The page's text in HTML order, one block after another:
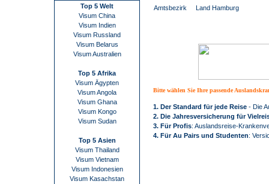
Top 5 Welt
Visum China
Visum Indien
Visum Russland
Visum Belarus
Visum Australien
Top 5 Afrika
Visum Ägypten
Visum Angola
Visum Ghana
Visum Kongo
Visum Sudan
Top 5 Asien
Visum Thailand
Visum Vietnam
Visum Indonesien
Visum Kasachstan
Amtsbezirk Land Hamburg
Bitte wählen Sie Ihre passende
1. Der Standard für jede Reise - Die
2. Die Jahresversicherung für
3. Für Profis: Auslandsreise-
4. Für Au Pairs und Studenten: